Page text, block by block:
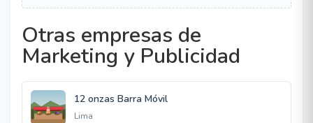
Otras empresas de
Marketing y Publicidad
12 onzas Barra Móvil
Lima